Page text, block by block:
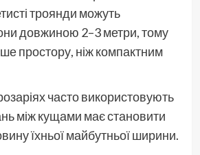
троянди можуть
довжиною 2–3 метри, тому
простору, ніж компактним
часто використовують
між кущами має становити
їхньої майбутньої ширини.